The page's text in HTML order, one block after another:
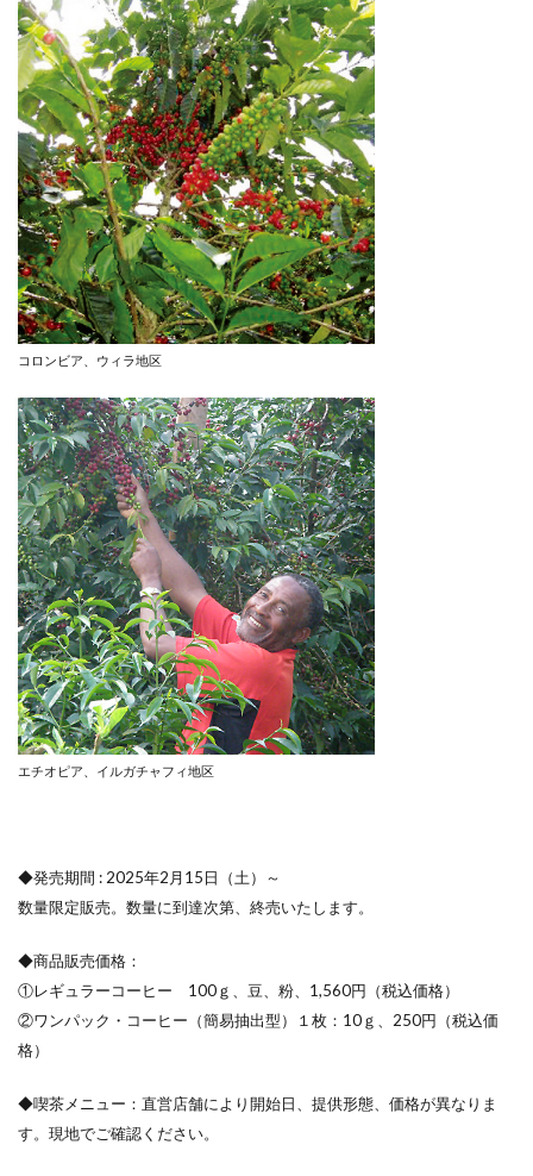
コロンビア、ウィラ地区
エチオピア、イルガチャフィ地区
◆発売期間 : 2025年2月15日（土）～
数量限定販売。数量に到達次第、終売いたします。
◆商品販売価格：
①レギュラーコーヒー 100ｇ、豆、粉、1,560円（税込価格）
②ワンパック・コーヒー（簡易抽出型）１枚：10ｇ、250円（税込価
格）
◆喫茶メニュー：直営店舗により開始日、提供形態、価格が異なりま
す。現地でご確認ください。